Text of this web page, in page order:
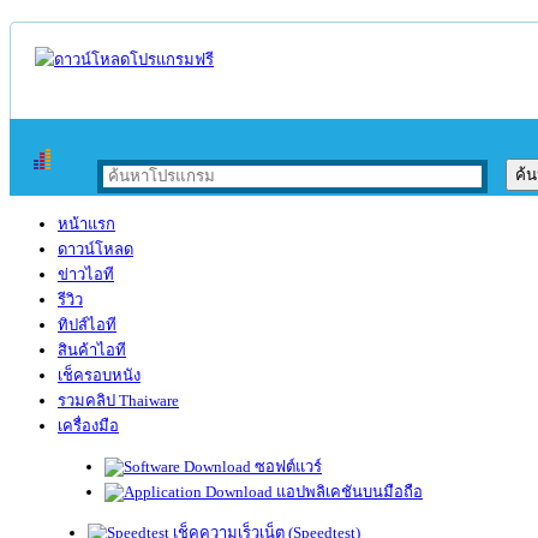
หน้าแรก
ดาวน์โหลด
ข่าวไอที
รีวิว
ทิปส์ไอที
สินค้าไอที
เช็ครอบหนัง
รวมคลิป Thaiware
เครื่องมือ
ซอฟต์แวร์
แอปพลิเคชันบนมือถือ
เช็คความเร็วเน็ต (Speedtest)